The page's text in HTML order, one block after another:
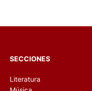
SECCIONES
Literatura